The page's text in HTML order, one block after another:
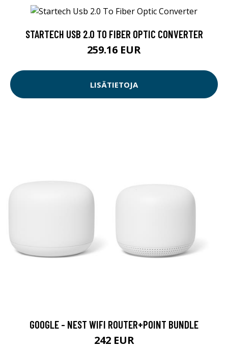
STARTECH USB 2.0 TO FIBER OPTIC CONVERTER
259.16 EUR
LISÄTIETOJA
GOOGLE - NEST WIFI ROUTER+POINT BUNDLE
242 EUR